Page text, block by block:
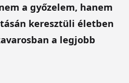
a győzelem, hanem
keresztüli életben
a legjobb